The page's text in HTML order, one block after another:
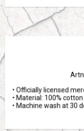
• Officially licensed
• Material: 100% cotton
• Machine wash at 30